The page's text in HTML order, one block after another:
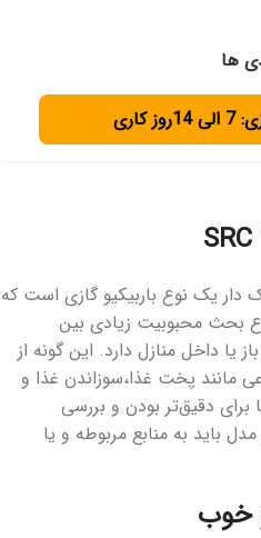
ها
کاری
گازی ذغالی مدل ۱۴۰ سینک دار یک نوع باربیکیو گازی است که
بحث محبوبیت زیادی بین
یا داخل منازل دارد. این گونه از
مانند پخت غذا،سوزاندن غذا و
دقیق‌تر بودن و بررسی
باید به منابع مربوطه و یا
خوب